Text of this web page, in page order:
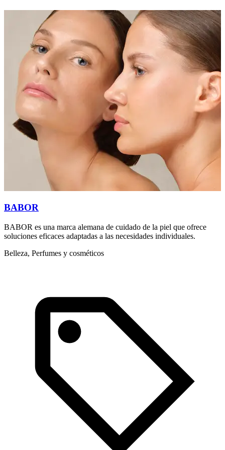
BABOR
BABOR es una marca alemana de cuidado de la piel que ofrece
soluciones eficaces adaptadas a las necesidades individuales.
Belleza, Perfumes y cosméticos